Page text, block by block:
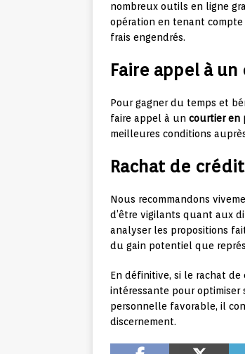
nombreux outils en ligne
opération en tenant
frais engendrés.
Faire appel à
Pour gagner du temps et
faire appel à un courtier en
meilleures conditions
Rachat de
Nous recommandons
d’être vigilants quant aux
analyser les propositions
du gain potentiel que
En définitive, si le rachat
intéressante pour
personnelle favorable, il
discernement.